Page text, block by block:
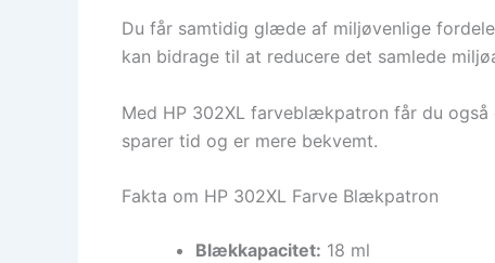
Du får samtidig glæde af miljøvenlige
kan bidrage til at reducere det samlede
Med HP 302XL farveblækpatron får du
sparer tid og er mere bekvemt.
Fakta om HP 302XL Farve Blækpatron
Blækkapacitet: 18 ml